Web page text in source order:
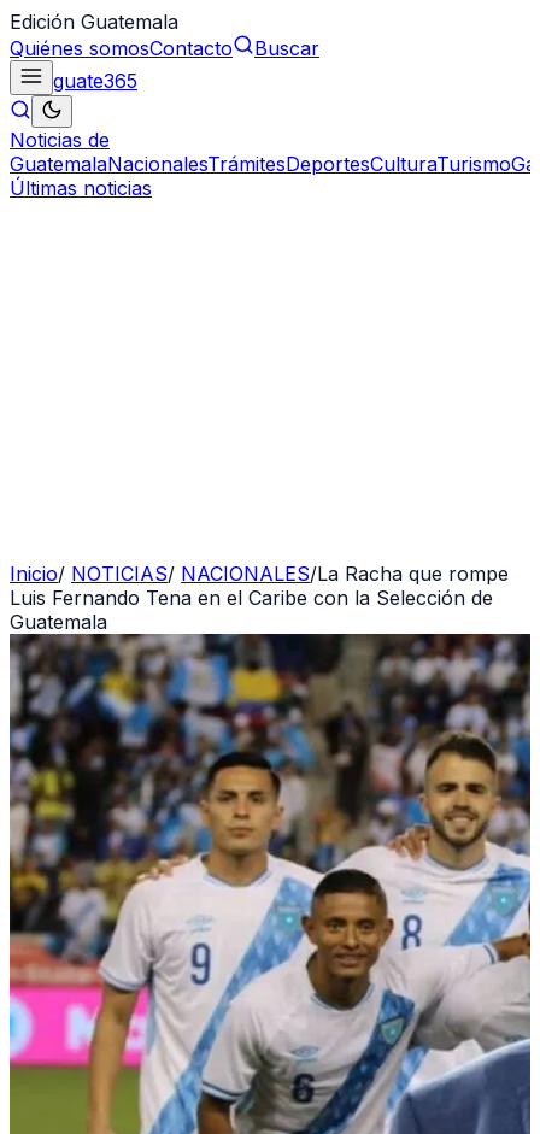
Edición Guatemala
Quiénes somosContacto
Buscar
guate365
Noticias de
GuatemalaNacionalesTrámitesDeportesCulturaTurismo
Últimas noticias
Inicio/ NOTICIAS/ NACIONALES/La Racha que rompe
Luis Fernando Tena en el Caribe con la Selección de
Guatemala